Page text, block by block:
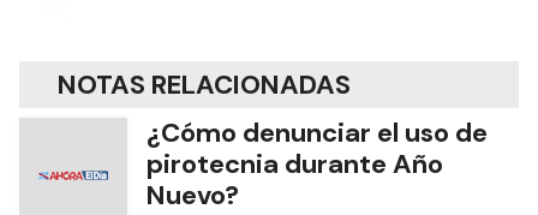
NOTAS RELACIONADAS
¿Cómo denunciar el uso de
pirotecnia durante Año
Nuevo?